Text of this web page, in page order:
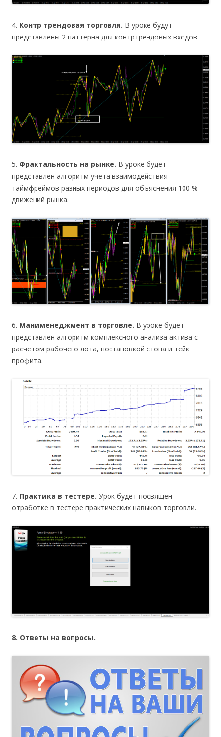
4. Контр трендовая торговля. В уроке будут
представлены 2 паттерна для контртрендовых входов.
5. Фрактальность на рынке. В уроке будет
представлен алгоритм учета взаимодействия
таймфреймов разных периодов для объяснения 100 %
движений рынка.
6. Манименеджмент в торговле. В уроке будет
представлен алгоритм комплексного анализа актива с
расчетом рабочего лота, постановкой стопа и тейк
профита.
7. Практика в тестере. Урок будет посвящен
отработке в тестере практических навыков торговли.
8. Ответы на вопросы.